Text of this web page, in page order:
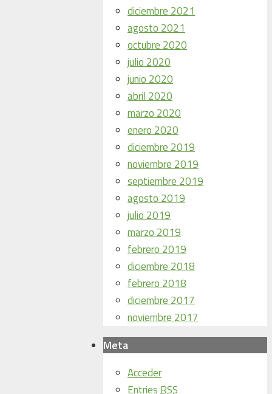
diciembre 2021
agosto 2021
octubre 2020
julio 2020
junio 2020
abril 2020
marzo 2020
enero 2020
diciembre 2019
noviembre 2019
septiembre 2019
agosto 2019
julio 2019
marzo 2019
febrero 2019
diciembre 2018
febrero 2018
diciembre 2017
noviembre 2017
Meta
Acceder
EntriesRSS